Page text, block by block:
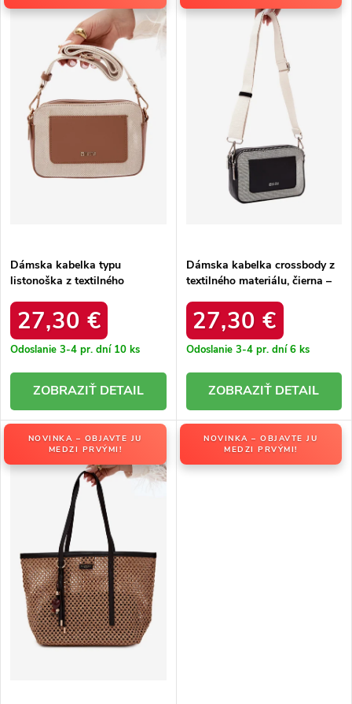
Najpredávanejšie
Abecedne
p
Dámska kabelka typu
listonoška z textilného
na každý deň / rr574297
27,30 €
Odoslanie 3-4 pr. dní 10 ks
DETAIL
Dámska kabelka crossbody z
textilného materiálu, čierna –
rr574296
27,30 €
Odoslanie 3-4 pr. dní6 ks
DETAIL
NOVINKA – OBJAVTE JU
MEDZI PRVÝMI!
NOVINKA – OBJAVTE JU
MEDZI PRVÝMI!